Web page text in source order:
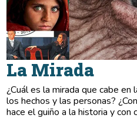
La Mirada
¿Cuál es la mirada que cabe en
los hechos y las personas?
hace el guiño a la historia y con